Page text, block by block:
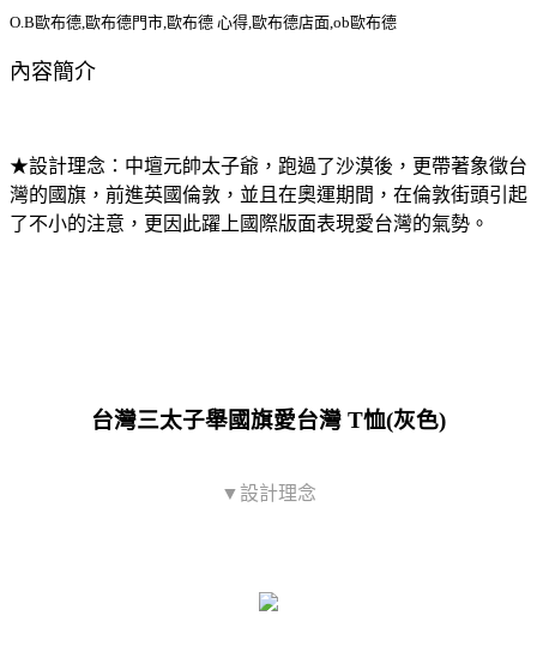
O.B歐布德,歐布德門市,歐布德 心得,歐布德店面,ob歐布德
內容簡介
★設計理念：中壇元帥太子爺，跑過了沙漠後，更帶著象徵台
灣的國旗，前進英國倫敦，並且在奧運期間，在倫敦街頭引起
了不小的注意，更因此躍上國際版面表現愛台灣的氣勢。
台灣三太子舉國旗愛台灣 T恤(灰色)
▼設計理念